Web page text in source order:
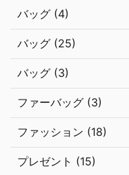
バッグ (4)
バッグ (25)
バッグ (3)
ファーバッグ (3)
ファッション (18)
プレゼント (15)